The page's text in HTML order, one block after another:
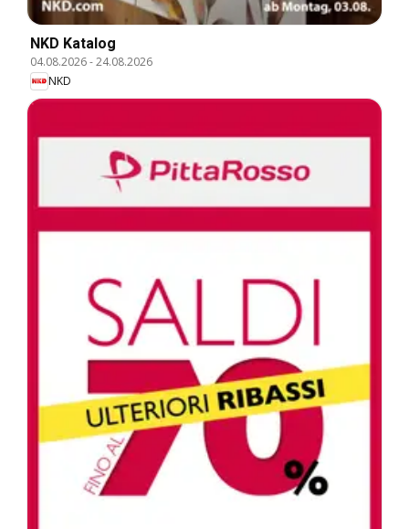
NKD Katalog
04.08.2026-24.08.2026
NKD